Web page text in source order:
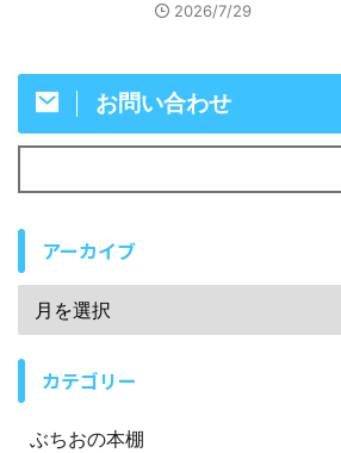
2026/7/29
お問い合わせ
アーカイブ
カテゴリー
ぶちおの本棚